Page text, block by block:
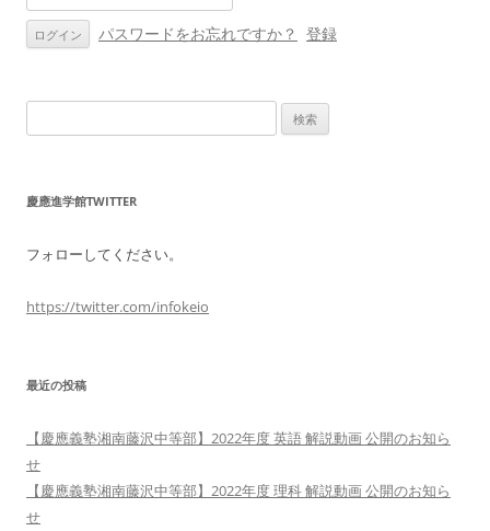
ン
パスワードをお忘れですか？ 登録
索:
慶應進学館TWITTER
フォローしてください。
https://twitter.com/infokeio
最近の投稿
【慶應義塾湘南藤沢中等部】2022年度 英語 解説動画 公開のお知ら
せ
【慶應義塾湘南藤沢中等部】2022年度 理科 解説動画 公開のお知ら
せ